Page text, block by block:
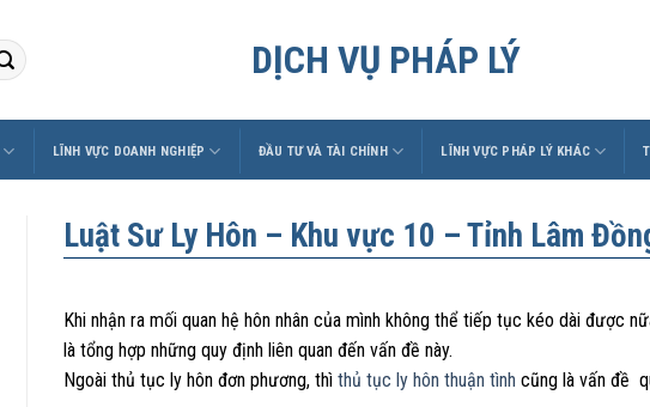
DỊCH VỤ PHÁP LÝ
LĨNH VỰC DOANH NGHIỆP ĐẦU TƯ VÀ TÀI CHÍNH LĨNH VỰC PHÁP LÝ KHÁC
Luật Sư Ly Hôn – Khu vực 10 – Tỉnh Lâm
Khi nhận ra mối quan hệ hôn nhân của mình không thể tiếp tục kéo dài được
là tổng hợp những quy định liên quan đến vấn đề này.
Ngoài thủ tục ly hôn đơn phương, thì thủ tục ly hôn thuận tình cũng là vấn đề